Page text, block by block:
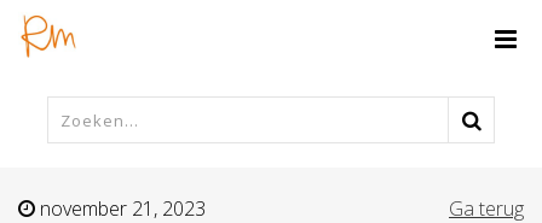
november 21, 2023 Ga terug